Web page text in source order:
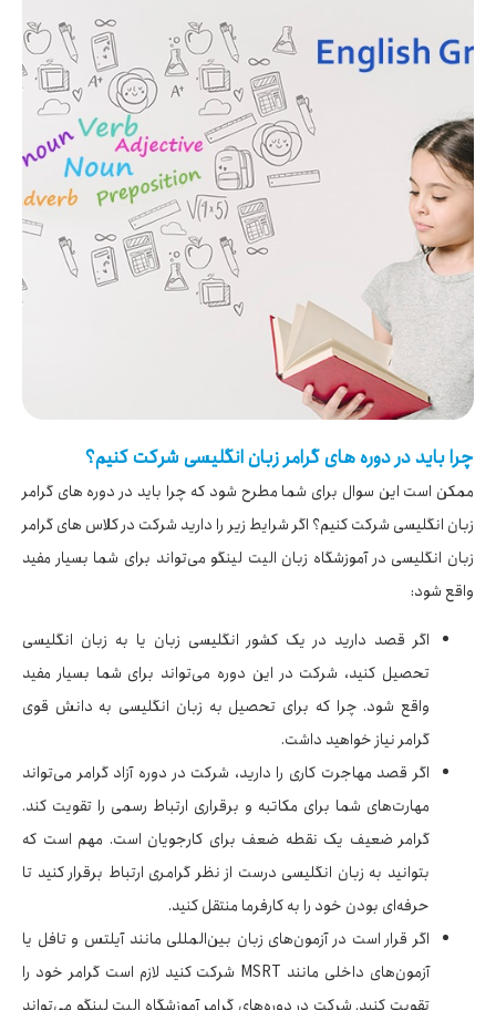
چرا باید در دوره های گرامر زبان انگلیسی شرکت کنیم؟
ممکن است این سوال برای شما مطرح شود که چرا باید در دوره های گرامر
زبان انگلیسی شرکت کنیم؟ اگر شرایط زیر را دارید شرکت در کلاس های گرامر
زبان انگلیسی در آموزشگاه زبان الیت لینگو می‌تواند برای شما بسیار مفید
واقع شود:
اگر قصد دارید در یک کشور انگلیسی زبان یا به زبان انگلیسی
تحصیل کنید، شرکت در این دوره می‌تواند برای شما بسیار مفید
واقع شود. چرا که برای تحصیل به زبان انگلیسی به دانش قوی
گرامر نیاز خواهید داشت.
اگر قصد مهاجرت کاری را دارید، شرکت در دوره آزاد گرامر می‌تواند
مهارت‌های شما برای مکاتبه و برقراری ارتباط رسمی را تقویت کند.
گرامر ضعیف یک نقطه ضعف برای کارجویان است. مهم است که
بتوانید به زبان انگلیسی درست از نظر گرامری ارتباط برقرار کنید تا
حرفه‌ای بودن خود را به کارفرما منتقل کنید.
اگر قرار است در آزمون‌های زبان بین‌المللی مانند آیلتس و تافل یا
آزمون‌های داخلی مانند MSRT شرکت کنید لازم است گرامر خود را